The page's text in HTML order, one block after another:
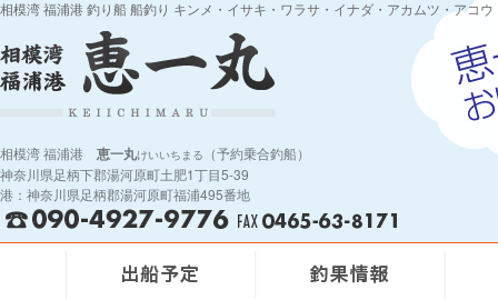
相模湾 福浦港 釣り船 船釣り キンメ・イサキ・ワラサ・イナダ・アカムツ・アコ
相模湾 福浦港 恵一丸けいいちまる
（予約乗合釣船）
神奈川県足柄下郡湯河原町土肥1丁目5-39
港：神奈川県足柄郡湯河原町福浦495番地